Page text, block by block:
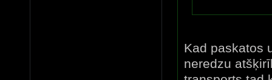
Kad paskatos
neredzu